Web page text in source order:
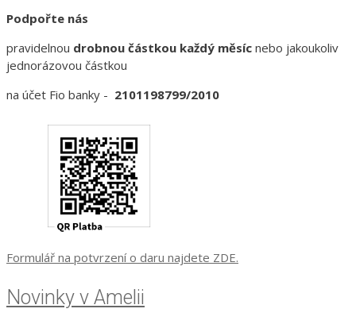
Podpořte nás
pravidelnou drobnou částkou každý měsíc nebo jakoukoliv
jednorázovou částkou
na účet Fio banky - 2101198799/2010
Formulář na potvrzení o daru najdete ZDE.
Novinky v Amelii